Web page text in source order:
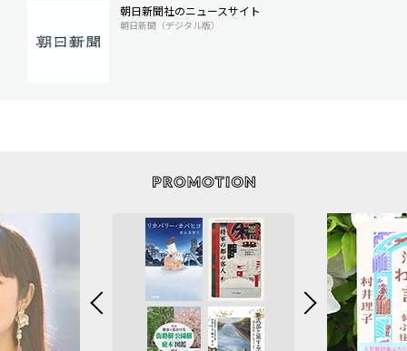
朝日新聞社のニュースサイト
朝日新聞（デジタル版）